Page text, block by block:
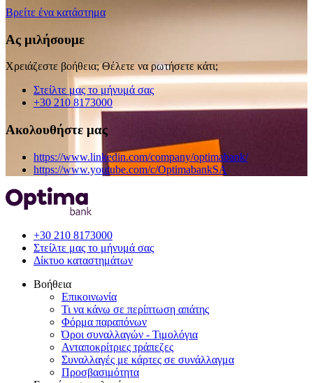
Βρείτε ένα κατάστημα
Ας μιλήσουμε
Χρειάζεστε βοήθεια; Θέλετε να ρωτήσετε κάτι;
Στείλτε μας το μήνυμά σας
+30 210 8173000
Ακολουθήστε μας
https://www.linkedin.com/company/optimabank/
https://www.youtube.com/c/OptimabankSA
+30 210 8173000
Στείλτε μας το μήνυμά σας
Δίκτυο καταστημάτων
Βοήθεια
Επικοινωνία
Τι να κάνω σε περίπτωση απάτης
Φόρμα παραπόνων
Όροι συναλλαγών - Τιμολόγια
Ανταποκρίτριες τράπεζες
Συναλλαγές με κάρτες σε συνάλλαγμα
Προσβασιμότητα